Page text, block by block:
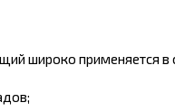
широко применяется в